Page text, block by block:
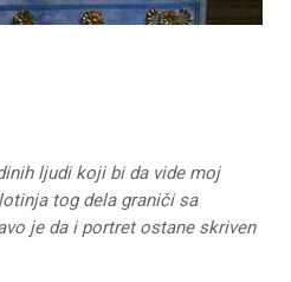
ljudi koji bi da vide moj
tog dela graniči sa
je da i portret ostane skriven